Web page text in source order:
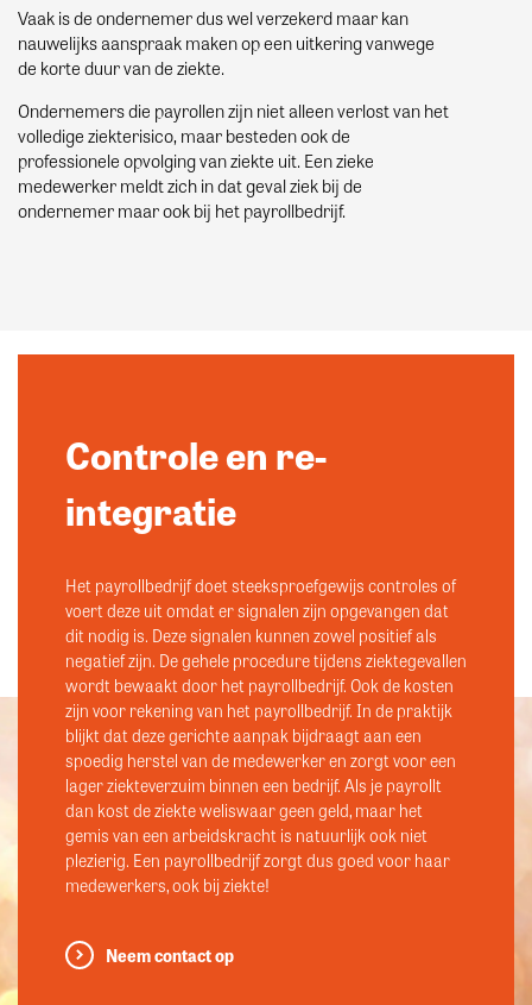
Vaak is de ondernemer dus wel verzekerd maar kan
nauwelijks aanspraak maken op een uitkering vanwege
de korte duur van de ziekte.
Ondernemers die payrollen zijn niet alleen verlost van het
volledige ziekterisico, maar besteden ook de
professionele opvolging van ziekte uit. Een zieke
medewerker meldt zich in dat geval ziek bij de
ondernemer maar ook bij het payrollbedrijf.
Controle en re-
integratie
Het payrollbedrijf doet steeksproefgewijs controles of
voert deze uit omdat er signalen zijn opgevangen dat
dit nodig is. Deze signalen kunnen zowel positief als
negatief zijn. De gehele procedure tijdens ziektegevallen
wordt bewaakt door het payrollbedrijf. Ook de kosten
zijn voor rekening van het payrollbedrijf. In de praktijk
blijkt dat deze gerichte aanpak bijdraagt aan een
spoedig herstel van de medewerker en zorgt voor een
lager ziekteverzuim binnen een bedrijf. Als je payrollt
dan kost de ziekte weliswaar geen geld, maar het
gemis van een arbeidskracht is natuurlijk ook niet
plezierig. Een payrollbedrijf zorgt dus goed voor haar
medewerkers, ook bij ziekte!
Neem contact op